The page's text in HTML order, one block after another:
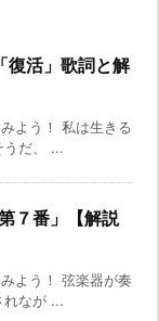
復活」歌詞と解
よう！ 私は生きる
うだ、 ...
７番」【解説
よう！ 弦楽器が奏
れなが ...